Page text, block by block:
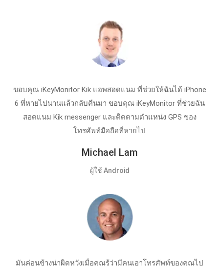
ขอบคุณ iKeyMonitor Kik แอพสอดแนม ที่ช่วยให้ฉันได้ iPhone
6 ที่หายไปนานแล้วกลับคืนมา ขอบคุณ iKeyMonitor ที่ช่วยฉัน
สอดแนม Kik messenger และติดตามตําแหน่ง GPS ของ
โทรศัพท์มือถือที่หายไป
Michael Lam
ผู้ใช้ Android
มันค่อนข้างน่าผิดหวังเมื่อคุณรู้ว่ามีคนเอาโทรศัพท์ของคุณไป